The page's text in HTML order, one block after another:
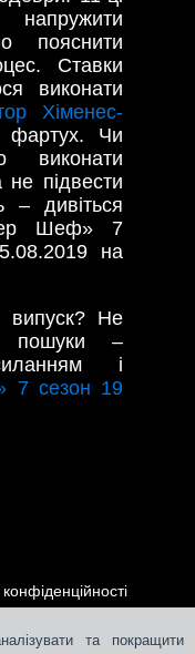
та покращити
пояснити
Ставки
виконати
Хіменес-
фартух. Чи
виконати
не підвести
– дивіться
Шеф» 7
на
випуск? Не
пошуки –
і
7 сезон 19